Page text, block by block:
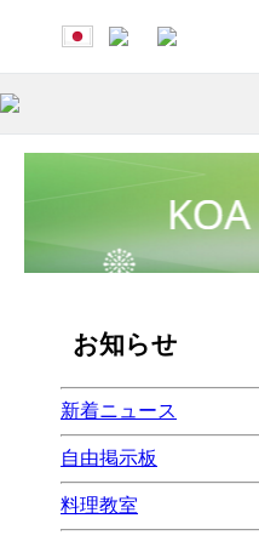
お知らせ
新着ニュース
自由掲示板
料理教室